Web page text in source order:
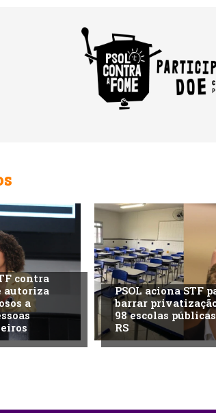
contra
autoriza
a
PSOL aciona STF
barrar
98 escolas
RS